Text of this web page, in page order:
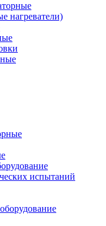
нагреватели)
испытаний